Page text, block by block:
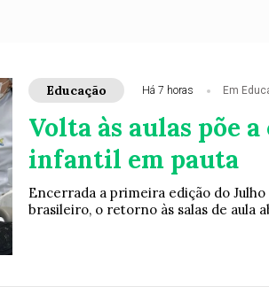
Educação Há 7 horas Em
Volta às aulas põe
infantil em pauta
Encerrada a primeira edição do
brasileiro, o retorno às salas de aula